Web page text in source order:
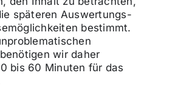
späteren Auswertungs-
bestimmt.
wir daher
bis 60 Minuten für das